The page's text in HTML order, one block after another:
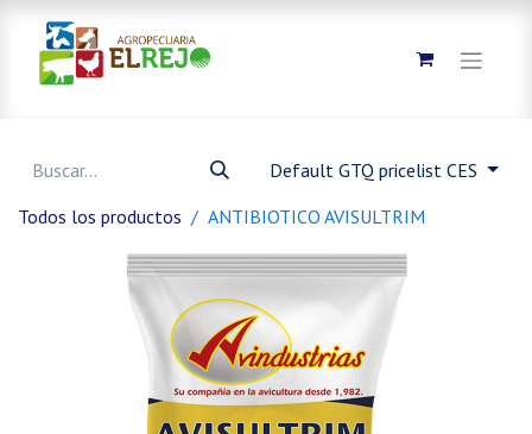
Default GTQ pricelist CES
Todos los productos
ANTIBIOTICO AVISULTRIM